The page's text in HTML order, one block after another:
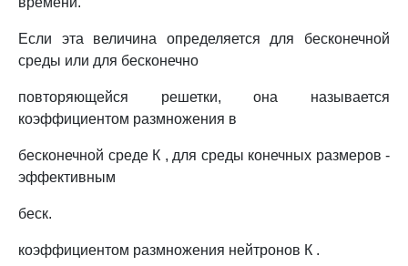
Если эта величина определяется для бесконечной
среды или для бесконечно
повторяющейся решетки, она называется
коэффициентом размножения в
бесконечной среде К , для среды конечных размеров -
эффективным
беск.
коэффициентом размножения нейтронов К .